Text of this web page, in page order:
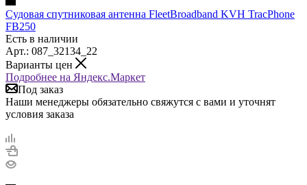
Судовая спутниковая антенна FleetBroadband KVH TracPhone
FB250
Есть в наличии
Арт.: 087_32134_22
Варианты цен
Подробнее на Яндекс.Маркет
Под заказ
Наши менеджеры обязательно свяжутся с вами и уточнят
условия заказа